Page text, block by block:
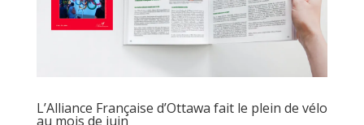
L’Alliance Française d’Ottawa fait le plein de vélo
au mois de juin